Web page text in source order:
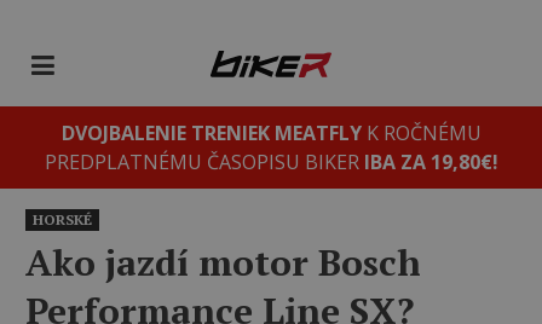
DVOJBALENIE TRENIEK MEATFLYK ROČNÉMU
PREDPLATNÉMU ČASOPISU BIKER IBA ZA 19,80€!
HORSKÉ
Ako jazdí motor Bosch
Performance Line SX?